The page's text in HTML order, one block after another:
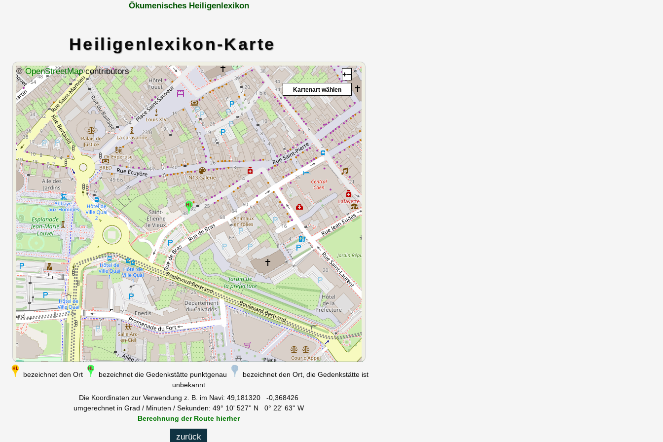
Ökumenisches Heiligenlexikon
Heiligenlexikon-Karte
+−
©OpenStreetMapcontributors
Kartenart wählen
bezeichnet den Ort bezeichnet die Gedenkstätte punktgenau
bezeichnet den Ort, die Gedenkstätte ist
unbekannt
Die Koordinaten zur Verwendung z. B. im Navi: 49,181320 -0,368426
umgerechnet in Grad / Minuten / Sekunden: 49° 10' 527'' N 0° 22' 63'' W
Berechnung der Route hierher